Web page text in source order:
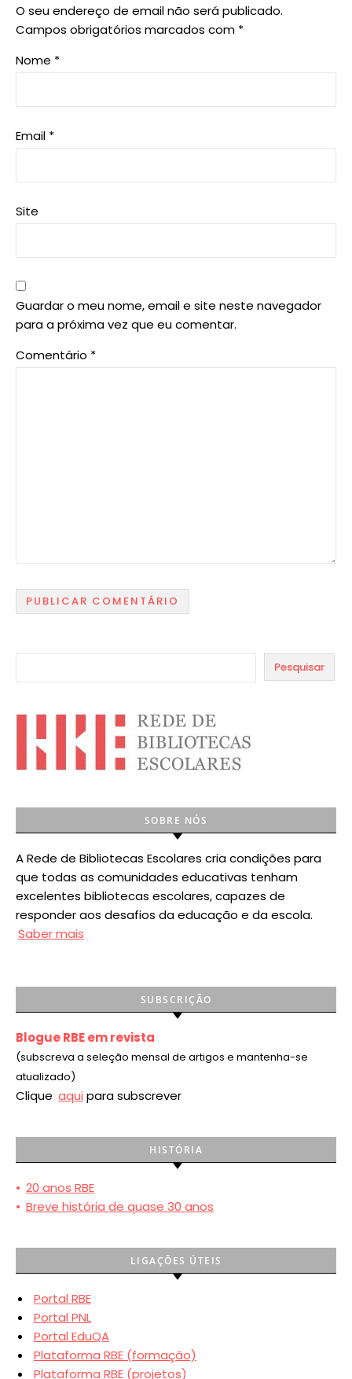
O seu endereço de email não será publicado.
Campos obrigatórios marcados com *
Nome *
Email *
Site
Guardar o meu nome, email e site neste navegador
para a próxima vez que eu comentar.
Comentário *
Pesquisar
SOBRE NÓS
A Rede de Bibliotecas Escolares cria condições para
que todas as comunidades educativas tenham
excelentes bibliotecas escolares, capazes de
responder aos desafios da educação e da escola.
Saber mais
SUBSCRIÇÃO
Blogue RBE em revista
(subscreva a seleção mensal de artigos e mantenha-se
atualizado)
Clique aqui para subscrever
HISTÓRIA
• 20 anos RBE
• Breve história de quase 30 anos
LIGAÇÕES ÚTEIS
Portal RBE
Portal PNL
Portal EduQA
Plataforma RBE (formação)
Plataforma RBE (projetos)